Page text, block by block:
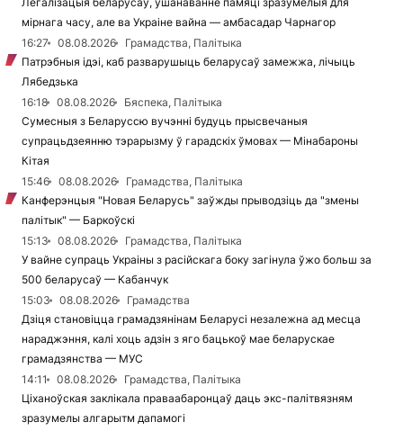
мірнага часу, але ва Украіне вайна — амбасадар Чарнагор
16:27
08.08.2026
Грамадства, Палітыка
Патрэбныя ідэі, каб разварушыць беларусаў замежжа, лічыць
Лябедзька
16:18
08.08.2026
Бяспека, Палітыка
Сумесныя з Беларуссю вучэнні будуць прысвечаныя
супрацьдзеянню тэрарызму ў гарадскіх ўмовах — Мінабароны
Кітая
15:46
08.08.2026
Грамадства, Палітыка
Канферэнцыя "Новая Беларусь" заўжды прыводзіць да "змены
палітык" — Баркоўскі
15:13
08.08.2026
Грамадства, Палітыка
У вайне супраць Украіны з расійскага боку загінула ўжо больш за
500 беларусаў — Кабанчук
15:03
08.08.2026
Грамадства
Дзіця становіцца грамадзянінам Беларусі незалежна ад месца
нараджэння, калі хоць адзін з яго бацькоў мае беларускае
грамадзянства — МУС
14:11
08.08.2026
Грамадства, Палітыка
Ціханоўская заклікала праваабаронцаў даць экс-палітвязням
зразумелы алгарытм дапамогі